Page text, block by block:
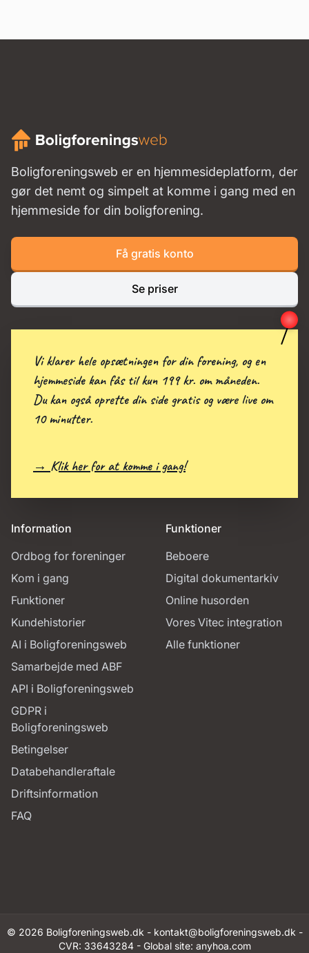
Boligforeningsweb er en hjemmesideplatform, der
gør det nemt og simpelt at komme i gang med en
hjemmeside for din boligforening.
Få gratis konto
Se priser
Information
Ordbog for foreninger
Kom i gang
Funktioner
Kundehistorier
AI i Boligforeningsweb
Samarbejde med ABF
API i Boligforeningsweb
GDPR i
Boligforeningsweb
Betingelser
Databehandleraftale
Driftsinformation
FAQ
Funktioner
Beboere
Digital dokumentarkiv
Online husorden
Vores Vitec integration
Alle funktioner
Vi klarer hele opsætningen for din forening, og en
hjemmeside kan fås til kun 199 kr. om måneden.
Du kan også oprette din side gratis og være live om
10 minutter.
→ Klik her for at komme i gang!
© 2026 Boligforeningsweb.dk - kontakt@boligforeningsweb.dk -
CVR: 33643284 - Global site: anyhoa.com